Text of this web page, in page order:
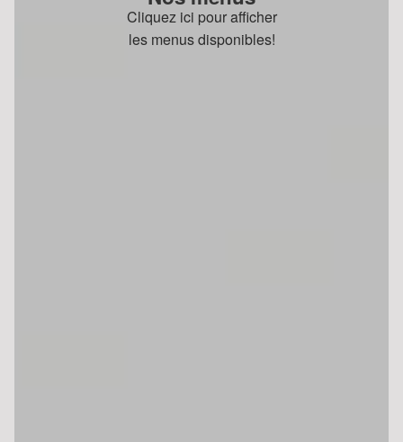
Cliquez ici pour afficher
les menus disponibles!